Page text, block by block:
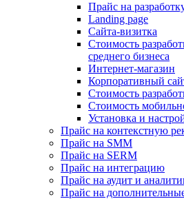
Прайс на
Landing page
Cайта-визитка
Стоимость
среднего бизнеса
Интернет-магазин
Корпоративный
Стоимость
Стоимость
Установка и
Прайс на контекстную
Прайс на SMM
Прайс на SERM
Прайс на интеграцию
Прайс на аудит и
Прайс на